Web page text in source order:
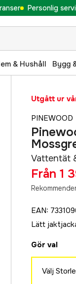
Personlig
& Hushåll Bygg
Utgått ur
PINEWOOD
Vattentät
Från 1
EAN:
Lätt
Gör val
Välj